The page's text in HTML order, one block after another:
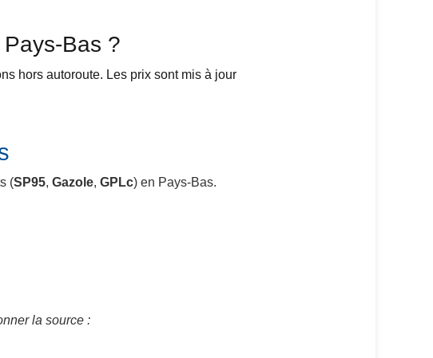
Bas ?
hors autoroute. Les prix sont mis à jour
(SP95, Gazole, GPLc) en Pays-Bas.
la source :